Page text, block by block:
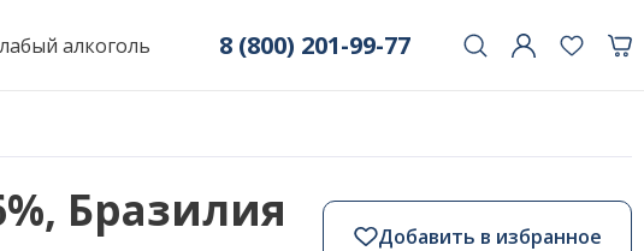
алкоголь 8 (800) 201-99-77
Бразилия Добавить в избранное